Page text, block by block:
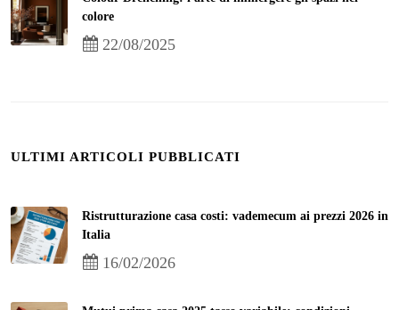
colore
22/08/2025
ULTIMI ARTICOLI PUBBLICATI
Ristrutturazione casa costi: vademecum ai prezzi 2026 in
Italia
16/02/2026